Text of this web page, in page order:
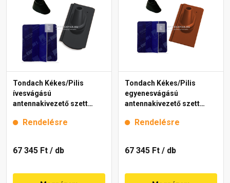
Tondach Kékes/Pilis
ívesvágású
antennakivezető szett
Rendelésre
67 345 Ft / db
Tondach Kékes/Pilis
egyenesvágású
antennakivezető szett
Rendelésre
67 345 Ft / db